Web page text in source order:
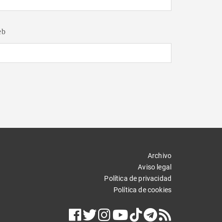
Archivo
Aviso legal
Política de privacidad
Política de cookies